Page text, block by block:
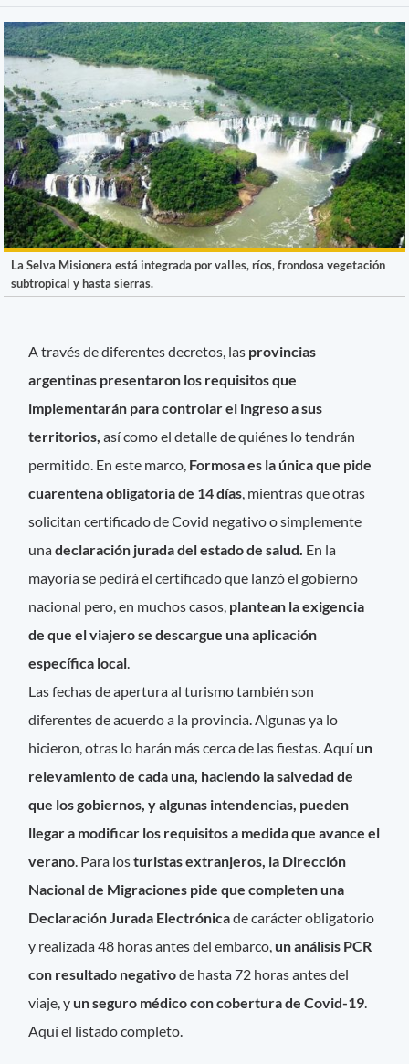
La Selva Misionera está integrada por valles, ríos, frondosa vegetación
subtropical y hasta sierras.
A través de diferentes decretos, las provincias
argentinas presentaron los requisitos que
implementarán para controlar el ingreso a sus
territorios,así como el detalle de quiénes lo tendrán
permitido. En este marco, Formosa es la única que pide
cuarentena obligatoria de 14 días , mientras que otras
solicitan certificado de Covid negativo o simplemente
unadeclaración jurada del estado de salud. En la
mayoría se pedirá el certificado que lanzó el gobierno
nacional pero, en muchos casos, plantean la exigencia
de que el viajero se descargue una aplicación
específica local
Las fechas de apertura al turismo también son
diferentes de acuerdo a la provincia. Algunas ya lo
hicieron, otras lo harán más cerca de las fiestas. Aquí un
relevamiento de cada una, haciendo la salvedad de
que los gobiernos, y algunas intendencias, pueden
llegar a modificar los requisitos a medida que avance el
verano . Para losturistas extranjeros, la Dirección
Nacional de Migraciones pide que completen una
Declaración Jurada Electrónicade carácter obligatorio
y realizada 48 horas antes del embarco, un análisis PCR
con resultado negativode hasta 72 horas antes del
viaje, y un seguro médico con cobertura de Covid-19
Aquí el listado completo.